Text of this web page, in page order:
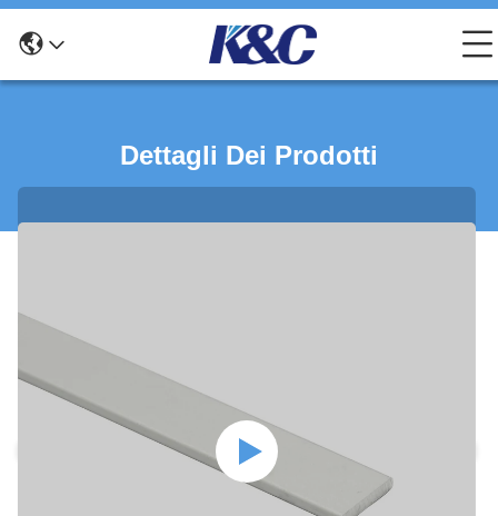
Dettagli Dei Prodotti